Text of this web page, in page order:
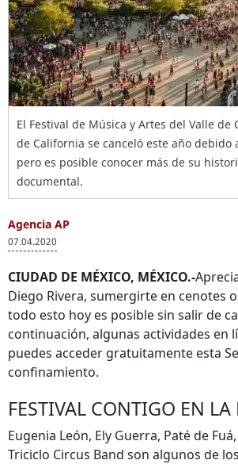
El Festival de Música y Artes del Valle de
de California se canceló este año debido
pero es posible conocer más de su
documental.
Agencia AP
07.04.2020
CIUDAD DE MÉXICO, MÉXICO.-
Diego Rivera, sumergirte en cenotes
todo esto hoy es posible sin salir de
continuación, algunas actividades en
puedes acceder gratuitamente esta
confinamiento.
FESTIVAL CONTIGO EN
Eugenia León, Ely Guerra, Paté de
Triciclo Circus Band son algunos de